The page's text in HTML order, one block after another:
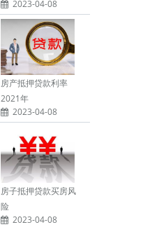
2023-04-08
房产抵押贷款利率
2021年
2023-04-08
房子抵押贷款买房风
险
2023-04-08